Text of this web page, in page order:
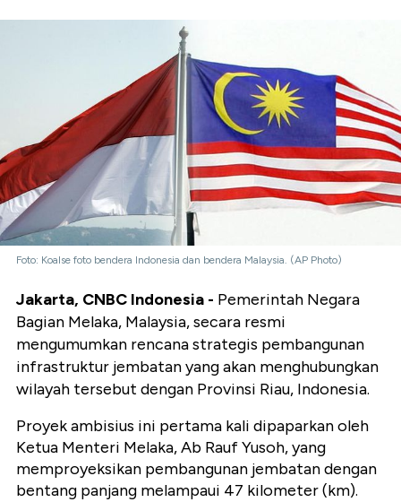
Foto: Koalse foto bendera Indonesia dan bendera Malaysia. (AP Photo)
Jakarta, CNBC Indonesia - Pemerintah Negara
Bagian Melaka, Malaysia, secara resmi
mengumumkan rencana strategis pembangunan
infrastruktur jembatan yang akan menghubungkan
wilayah tersebut dengan Provinsi Riau, Indonesia.
Proyek ambisius ini pertama kali dipaparkan oleh
Ketua Menteri Melaka, Ab Rauf Yusoh, yang
memproyeksikan pembangunan jembatan dengan
bentang panjang melampaui 47 kilometer (km).